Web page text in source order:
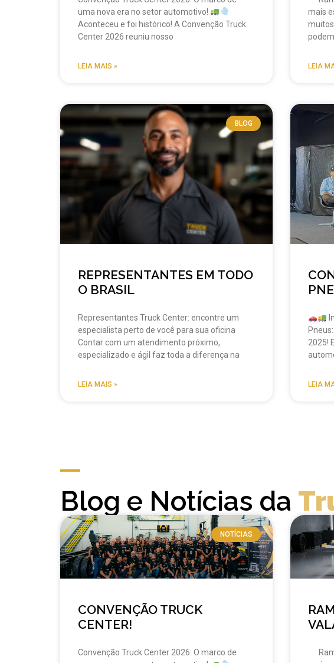
uma nova era no setor automotivo!
Aconteceu e foi histórico! A Convenção Truck
Center 2026 reuniu nosso
LEIA MAIS »
mais
LEIA
BLOG
REPRESENTANTES EM TODO
O BRASIL
Representantes Truck Center: encontre um
especialista perto de você para sua oficina
Contar com um atendimento próximo,
especializado e ágil faz toda a diferença na
LEIA MAIS »
2025!
LEIA
Blog e Notícias da
NOTÍCIAS
CONVENÇÃO TRUCK
CENTER!
Convenção Truck Center 2026: O marco de